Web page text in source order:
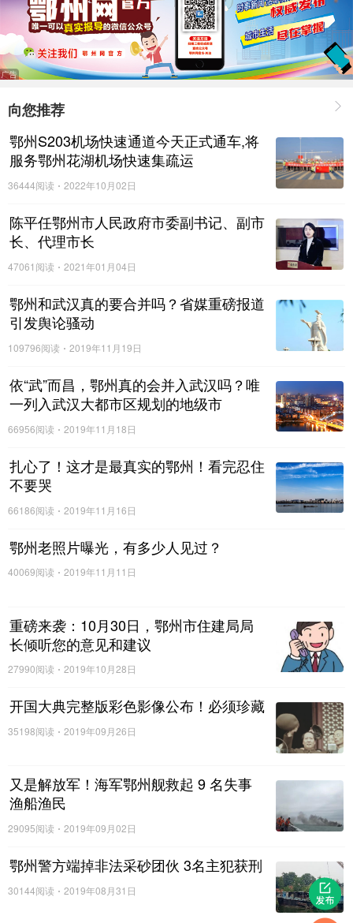
经蔓延至车厢处，已无法自行处置，遂报警请求救援，并
将车头脱离货车车身，行驶至安全地带等待救援。
司机这番操作，可谓是惊险逃生，也成功保住了“车头”。
不过，货车车厢上装载的大量汽车配件、一万多个路由器
和500多件白酒等货物，基本全被烧毁。
好机动车辆检查，以防火灾事故发生。当车辆发生火灾
时，驾乘人员要谨记“小火赶快灭、大火赶紧跑”的原则，
求救。
素材、图片、视频版权归原作者所有
向您推荐
鄂州S203机场快速通道今天正式通车,将
服务鄂州花湖机场快速集疏运
36444阅读 2022年10月02日
陈平任鄂州市人民政府市委副书记、副市
长、代理市长
47061阅读 2021年01月04日
鄂州和武汉真的要合并吗？省媒重磅报道
引发舆论骚动
109796阅读 2019年11月19日
依“武”而昌，鄂州真的会并入武汉吗？唯
一列入武汉大都市区规划的地级市
66956阅读 2019年11月18日
扎心了！这才是最真实的鄂州！看完忍住
不要哭
66186阅读 2019年11月16日
鄂州老照片曝光，有多少人见过？
40069阅读 2019年11月11日
重磅来袭：10月30日，鄂州市住建局局
长倾听您的意见和建议
27990阅读 2019年10月28日
开国大典完整版彩色影像公布！必须珍藏
35198阅读 2019年09月26日
又是解放军！海军鄂州舰救起 9 名失事
渔船渔民
29095阅读 2019年09月02日
鄂州警方端掉非法采砂团伙 3名主犯获刑
30144阅读 2019年08月31日